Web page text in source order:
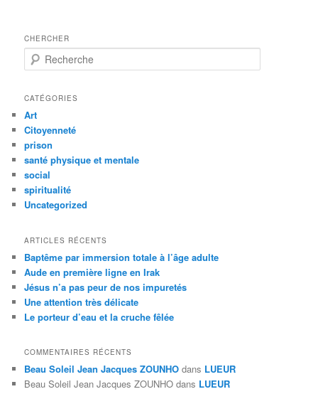
CHERCHER
e
h
r
c
h
e
CATÉGORIES
Art
Citoyenneté
prison
santé physique et mentale
social
spiritualité
Uncategorized
ARTICLES RÉCENTS
Baptême par immersion totale à l’âge adulte
Aude en première ligne en Irak
Jésus n’a pas peur de nos impuretés
Une attention très délicate
Le porteur d’eau et la cruche fêlée
COMMENTAIRES RÉCENTS
Beau Soleil Jean Jacques ZOUNHO dans LUEUR
Beau Soleil Jean Jacques ZOUNHO dans LUEUR